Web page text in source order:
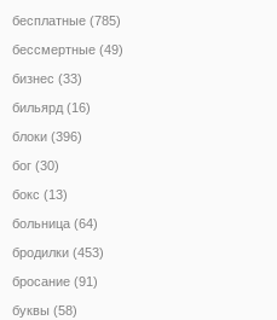
бесплатные (785)
бессмертные (49)
бизнес (33)
бильярд (16)
блоки (396)
бог (30)
бокс (13)
больница (64)
бродилки (453)
бросание (91)
буквы (58)